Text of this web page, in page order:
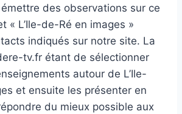
des observations sur ce
« L’Ile-de-Ré en images »
indiqués sur notre site. La
tv.fr étant de sélectionner
autour de L’Ile-
et ensuite les présenter en
du mieux possible aux